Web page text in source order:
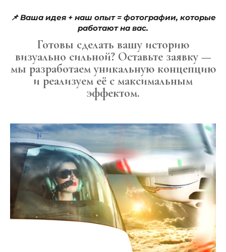
📌 Ваша идея + наш опыт = фотографии, которые
работают на вас.
Готовы сделать вашу историю
визуально сильной? Оставьте заявку —
мы разработаем уникальную концепцию
и реализуем её с максимальным
эффектом.